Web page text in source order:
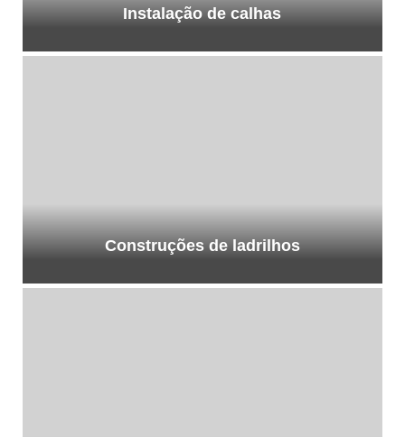
Instalação de calhas
Construções de ladrilhos